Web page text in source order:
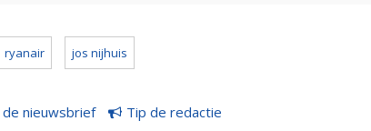
ryanair jos nijhuis
nieuwsbrief Tip de redactie